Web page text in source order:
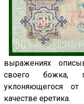
выражениях
своего божка,
уклоняющегося
качестве еретика.